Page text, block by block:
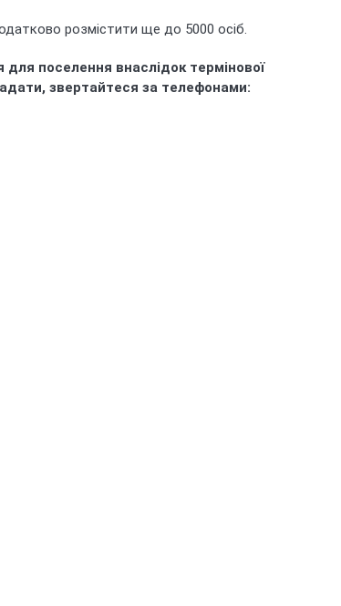
розмістити ще до 5000 осіб.
поселення внаслідок термінової
звертайтеся за телефонами: